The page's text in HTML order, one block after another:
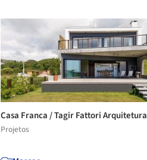
Casa Franca / Tagir Fattori Arquitetura
Projetos